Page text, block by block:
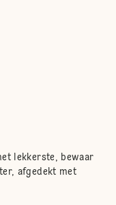
lekkerste, bewaar
afgedekt met